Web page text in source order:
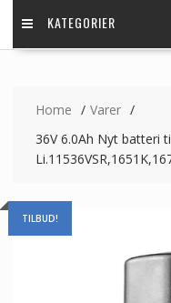
KATEGORIER
Home
Varer
36V 6.0Ah Nyt batteri
TILBUD!